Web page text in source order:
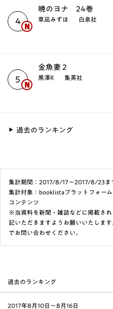
4
暁のヨナ 24巻
草凪みずほ 白泉社
5
金魚妻 2
黒澤R 集英社
過去のランキング
集計期間：2017/8/17～2017/8/23ま
集計対象：booklistaプラットフォー
コンテンツ
※当資料を新聞・雑誌などに掲載さ
記いただきますようお願いいたしま
でお問い合わせください。
過去のランキング
2017年8月10日〜8月16日